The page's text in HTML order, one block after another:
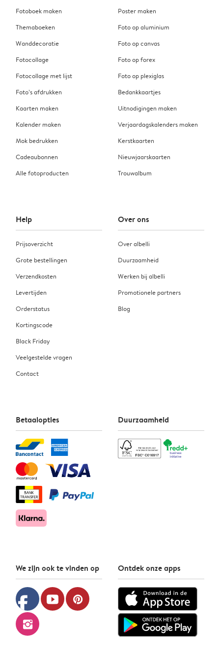
Fotoboek maken
Themaboeken
Wanddecoratie
Fotocollage
Fotocollage met lijst
Foto’s afdrukken
Kaarten maken
Kalender maken
Mok bedrukken
Cadeaubonnen
Alle fotoproducten
Poster maken
Foto op aluminium
Foto op canvas
Foto op forex
Foto op plexiglas
Bedankkaartjes
Uitnodigingen maken
Verjaardagskalenders maken
Kerstkaarten
Nieuwjaarskaarten
Trouwalbum
Help
Prijsoverzicht
Grote bestellingen
Verzendkosten
Levertijden
Orderstatus
Kortingscode
Black Friday
Veelgestelde vragen
Contact
Over ons
Over albelli
Duurzaamheid
Werken bij albelli
Promotionele partners
Blog
Betaalopties Duurzaamheid
We zijn ook te vinden op
facebook youtube pinterest
instagram
Ontdek onze apps